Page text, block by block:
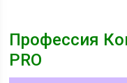
Профессия
PRO